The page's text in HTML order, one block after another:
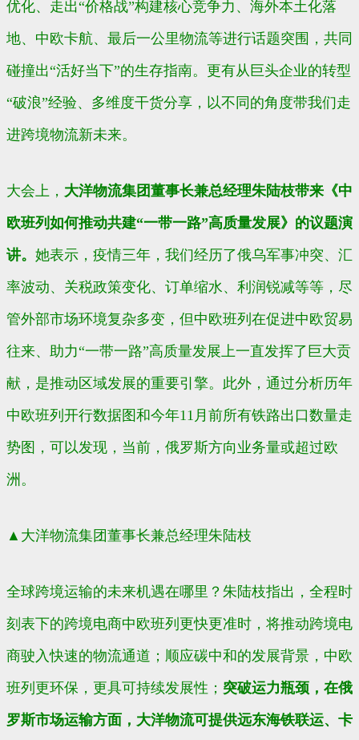
优化、走出“价格战”构建核心竞争力、海外本土化落
地、中欧卡航、最后一公里物流等进行话题突围，共同
碰撞出“活好当下”的生存指南。更有从巨头企业的转型
“破浪”经验、多维度干货分享，以不同的角度带我们走
进跨境物流新未来。
大会上， 大洋物流集团董事长兼总经理朱陆枝带来《中
欧班列如何推动共建“一带一路”高质量发展》的议题演
讲。 她表示，疫情三年，我们经历了俄乌军事冲突、汇
率波动、关税政策变化、订单缩水、利润锐减等等，尽
管外部市场环境复杂多变，但中欧班列在促进中欧贸易
往来、助力“一带一路”高质量发展上一直发挥了巨大贡
献，是推动区域发展的重要引擎。此外，通过分析历年
中欧班列开行数据图和今年11月前所有铁路出口数量走
势图，可以发现，当前，俄罗斯方向业务量或超过欧
洲。
▲大洋物流集团董事长兼总经理朱陆枝
全球跨境运输的未来机遇在哪里？朱陆枝指出，全程时
刻表下的跨境电商中欧班列更快更准时，将推动跨境电
商驶入快速的物流通道；顺应碳中和的发展背景，中欧
班列更环保，更具可持续发展性； 突破运力瓶颈，在俄
罗斯市场运输方面，大洋物流可提供远东海铁联运、卡